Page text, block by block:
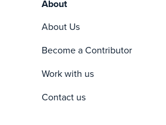
About
About Us
Become a Contributor
Work with us
Contact us